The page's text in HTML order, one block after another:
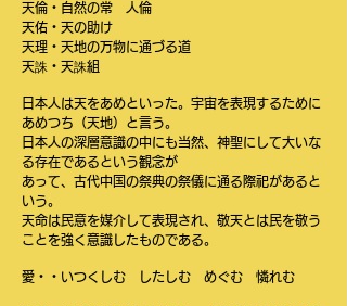
天倫・自然の常 人倫
天佑・天の助け
天理・天地の万物に通づる道
天誅・天誅組
日本人は天をあめといった。宇宙を表現するために
あめつち（天地）と言う。
日本人の深層意識の中にも当然、神聖にして大いな
る存在であるという観念が
あって、古代中国の祭典の祭儀に通る際祀があると
いう。
天命は民意を媒介して表現され、敬天とは民を敬う
ことを強く意識したものである。
愛・・いつくしむ したしむ めぐむ 憐れむ